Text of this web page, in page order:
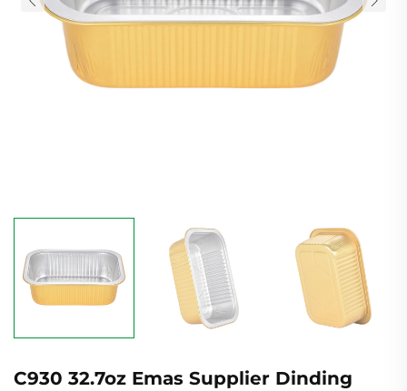
C930 32.7oz Emas Supplier Dinding